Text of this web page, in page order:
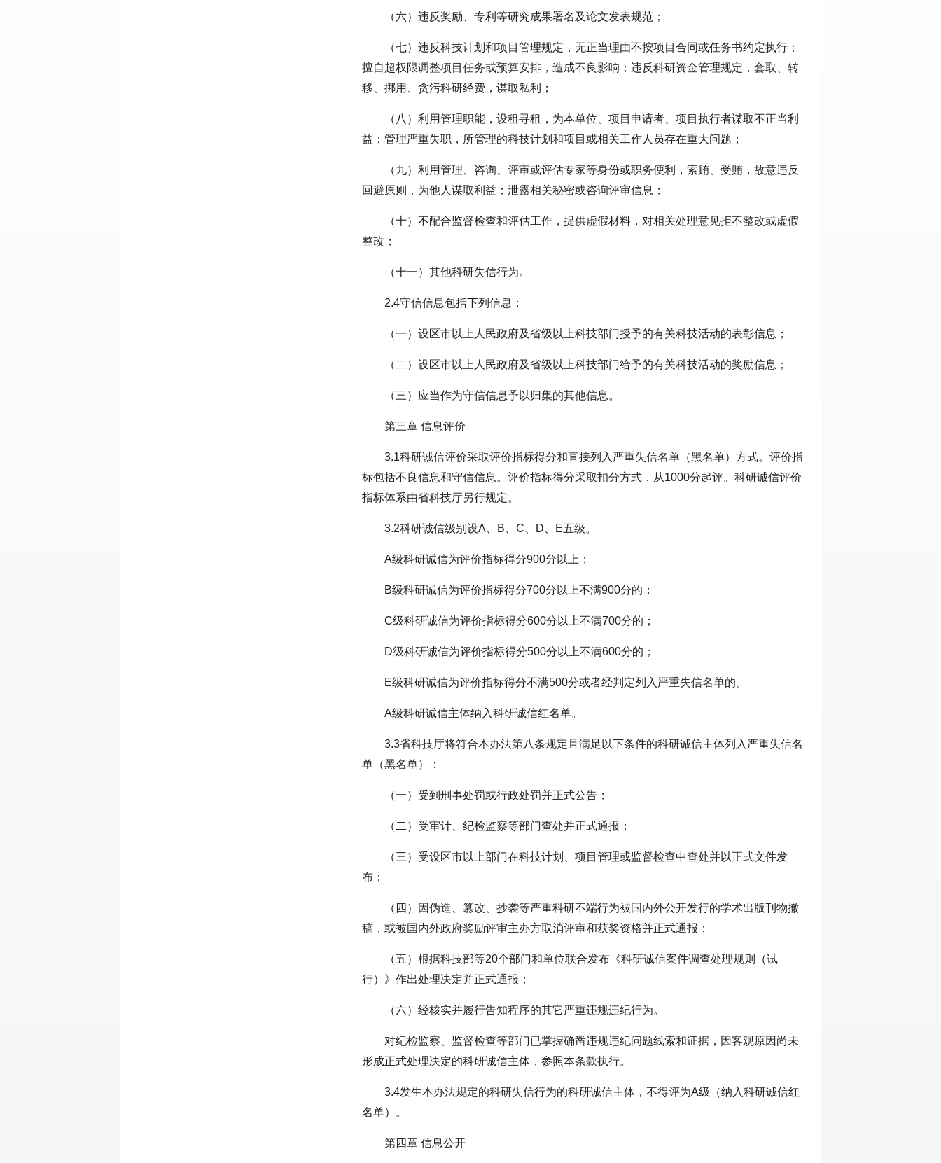
（六）违反奖励、专利等研究成果署名及论文发表规范；
（七）违反科技计划和项目管理规定，无正当理由不按项目合同或任务书约定执行；
擅自超权限调整项目任务或预算安排，造成不良影响；违反科研资金管理规定，套取、转
移、挪用、贪污科研经费，谋取私利；
（八）利用管理职能，设租寻租，为本单位、项目申请者、项目执行者谋取不正当利
益；管理严重失职，所管理的科技计划和项目或相关工作人员存在重大问题；
（九）利用管理、咨询、评审或评估专家等身份或职务便利，索贿、受贿，故意违反
回避原则，为他人谋取利益；泄露相关秘密或咨询评审信息；
（十）不配合监督检查和评估工作，提供虚假材料，对相关处理意见拒不整改或虚假
整改；
（十一）其他科研失信行为。
2.4守信信息包括下列信息：
（一）设区市以上人民政府及省级以上科技部门授予的有关科技活动的表彰信息；
（二）设区市以上人民政府及省级以上科技部门给予的有关科技活动的奖励信息；
（三）应当作为守信信息予以归集的其他信息。
第三章 信息评价
3.1科研诚信评价采取评价指标得分和直接列入严重失信名单（黑名单）方式。评价指
标包括不良信息和守信信息。评价指标得分采取扣分方式，从1000分起评。科研诚信评价
指标体系由省科技厅另行规定。
3.2科研诚信级别设A、B、C、D、E五级。
A级科研诚信为评价指标得分900分以上；
B级科研诚信为评价指标得分700分以上不满900分的；
C级科研诚信为评价指标得分600分以上不满700分的；
D级科研诚信为评价指标得分500分以上不满600分的；
E级科研诚信为评价指标得分不满500分或者经判定列入严重失信名单的。
A级科研诚信主体纳入科研诚信红名单。
3.3省科技厅将符合本办法第八条规定且满足以下条件的科研诚信主体列入严重失信名
单（黑名单）：
（一）受到刑事处罚或行政处罚并正式公告；
（二）受审计、纪检监察等部门查处并正式通报；
（三）受设区市以上部门在科技计划、项目管理或监督检查中查处并以正式文件发
布；
（四）因伪造、篡改、抄袭等严重科研不端行为被国内外公开发行的学术出版刊物撤
稿，或被国内外政府奖励评审主办方取消评审和获奖资格并正式通报；
（五）根据科技部等20个部门和单位联合发布《科研诚信案件调查处理规则（试
行）》作出处理决定并正式通报；
（六）经核实并履行告知程序的其它严重违规违纪行为。
对纪检监察、监督检查等部门已掌握确凿违规违纪问题线索和证据，因客观原因尚未
形成正式处理决定的科研诚信主体，参照本条款执行。
3.4发生本办法规定的科研失信行为的科研诚信主体，不得评为A级（纳入科研诚信红
名单）。
第四章 信息公开